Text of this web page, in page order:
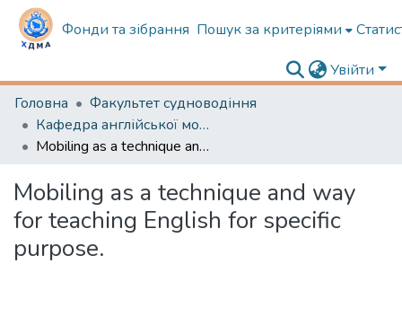
Фонди та зібрання Пошук за критеріями
Увійти
Головна
Факультет судноводіння
Кафедра англійської мови в судноводінні
Mobiling as a technique and way for teaching English for specific purpose.
Mobiling as a technique and way
for teaching English for specific
purpose.